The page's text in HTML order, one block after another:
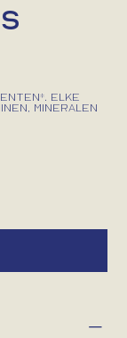
Elke
mineralen